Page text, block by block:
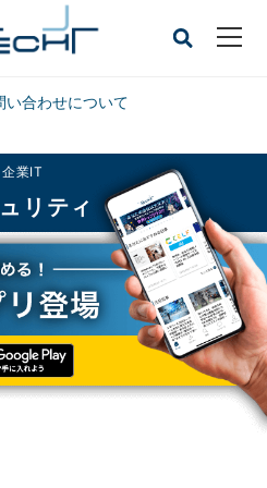
い合わせについて
企業IT
リティ
けISPサービスの提供開始
できる法人向けISPサ